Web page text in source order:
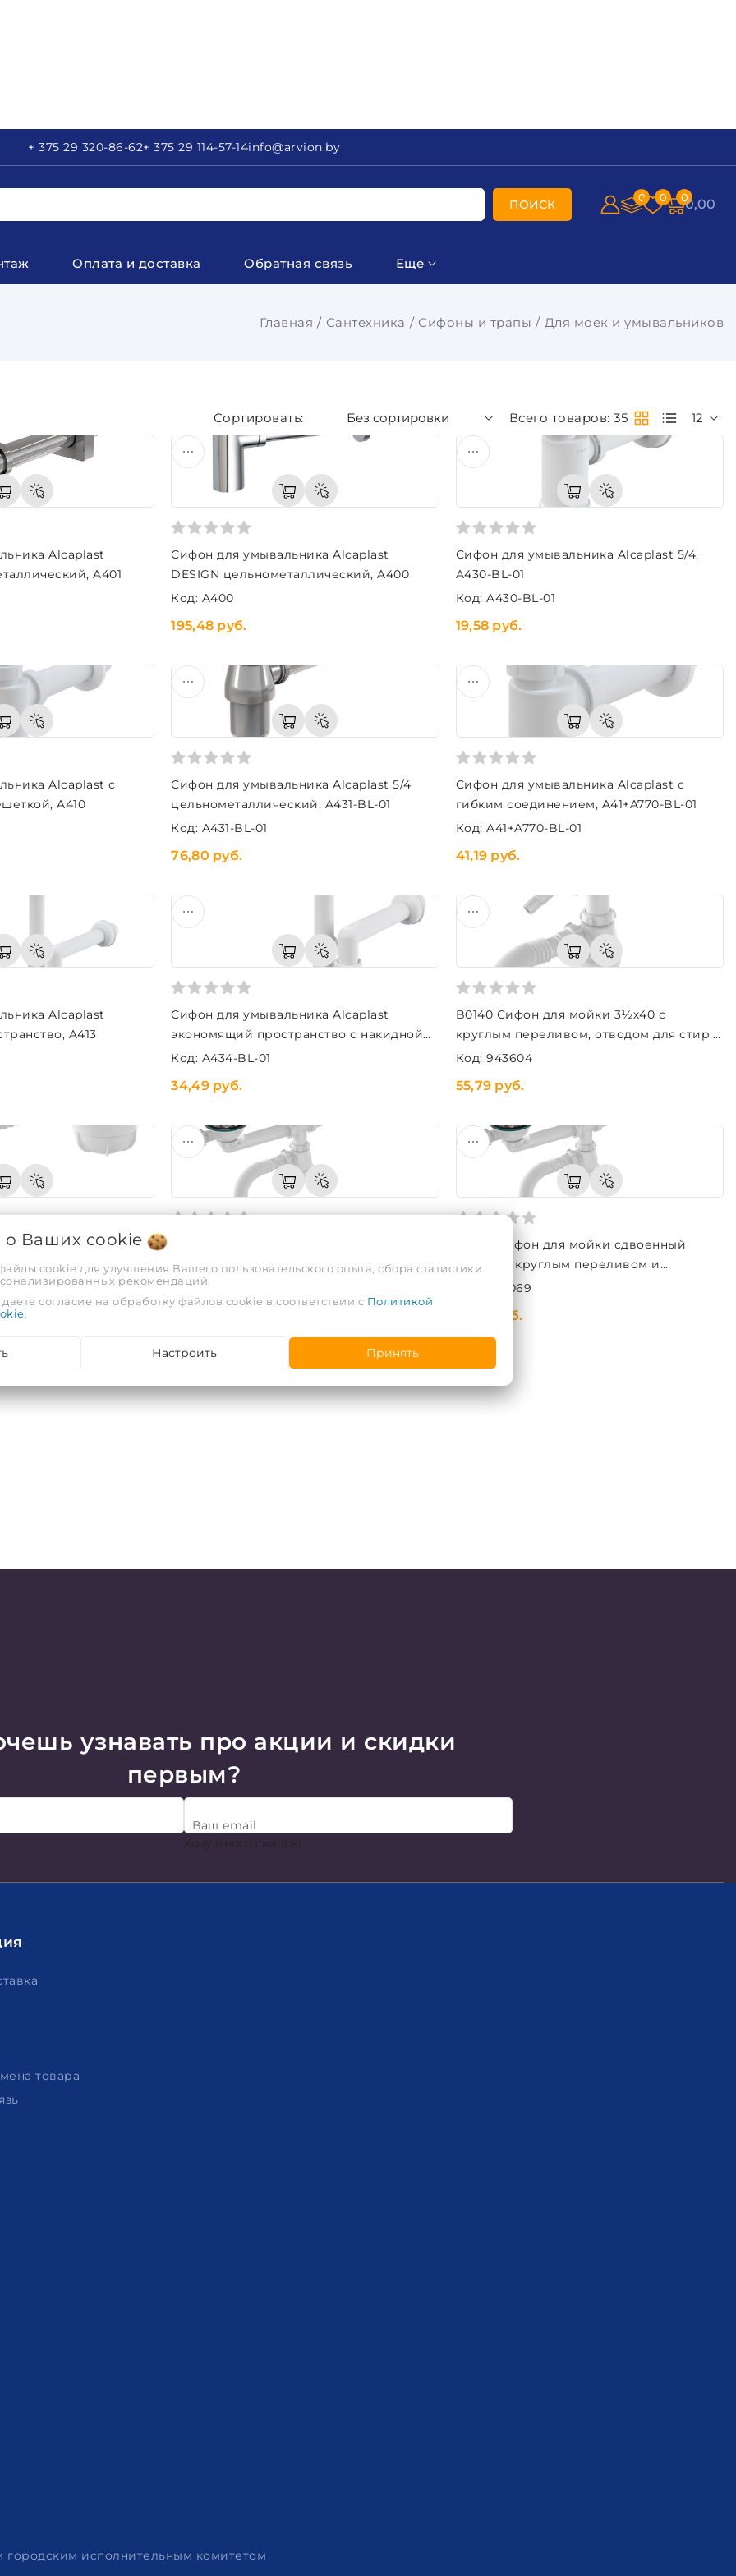
+ 375 29 320-86-62+ 375 29 114-57-14info@arvion.by
ПОИСК 0 0 00,00
Оплата и доставка Обратная связь Еще
Главная Сантехника Сифоны и трапы Для моек и умывальников
Без сортировки Всего товаров: 35 12
Alcaplast
A401
Сифон для умывальника Alcaplast
DESIGN цельнометаллический, A400
Код: A400
195,48 руб.
Сифон для умывальника Alcaplast 5/4,
A430-BL-01
Код: A430-BL-01
19,58 руб.
Alcaplast с
A410
Сифон для умывальника Alcaplast 5/4
цельнометаллический, A431-BL-01
Код: A431-BL-01
76,80 руб.
Сифон для умывальника Alcaplast с
гибким соединением, A41+A770-BL-01
Код: A41+A770-BL-01
41,19 руб.
Alcaplast
A413
Сифон для умывальника Alcaplast
экономящий пространство с накидной
гайкой 5/4", A434-BL-01
Код: A434-BL-01
34,49 руб.
B0140 Сифон для мойки 3½х40 с
круглым переливом, отводом для стир.
маш. и гофротрубой 40х40-50
Код: 943604
55,79 руб.
1¼х40 с
3½"х40 с прямоугольным переливом и
гофротрубой 40х40-50
Код: 729070
D0139 Сифон для мойки сдвоенный
3½"х40 с круглым переливом и
гофротрубой 40х40-50
Код: 729069
70,51 руб.
2 3
узнавать про акции и скидки
первым?
Ваш email
Хочу много скидок!
товара
городским исполнительным комитетом
о Ваших cookie
cookie для улучшения Вашего пользовательского опыта, сбора статистики
рекомендаций.
согласие на обработку файлов cookie в соответствии с Политикой
.
Настроить Принять